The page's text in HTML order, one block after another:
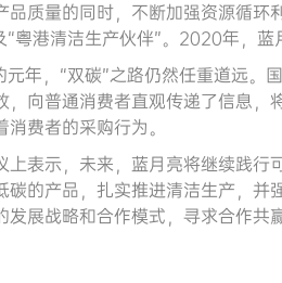
品质量的同时，不断加强资源循
粤港清洁生产伙伴”。2020年，蓝
元年，“双碳”之路仍然任重道远
，向普通消费者直观传递了信息
费者的采购行为。
上表示，未来，蓝月亮将继续践
碳的产品，扎实推进清洁生产，
展战略和合作模式，寻求合作共